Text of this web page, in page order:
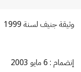
وثيقة جنيف لسنة 1999
إنضمام : 6 مايو 2003